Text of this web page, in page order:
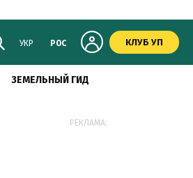
УКР РОС КЛУБ УП
ЗЕМЕЛЬНЫЙ ГИД
РЕКЛАМА: